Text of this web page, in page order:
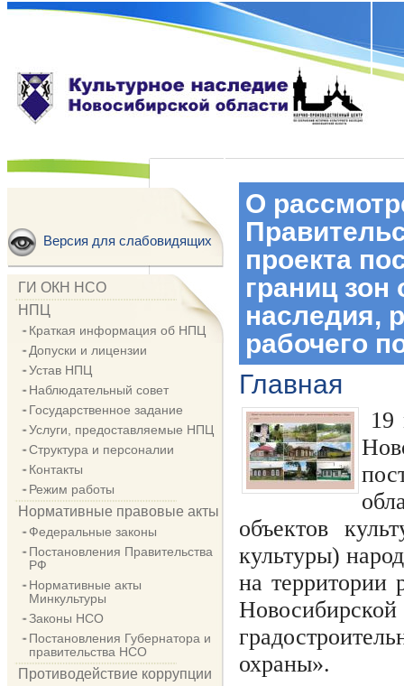
Версия для слабовидящих
ГИ ОКН НСО
НПЦ
Краткая информация об НПЦ
Допуски и лицензии
Устав НПЦ
Наблюдательный совет
Государственное задание
Услуги, предоставляемые НПЦ
Структура и персоналии
Контакты
Режим работы
Нормативные правовые акты
Федеральные законы
Постановления Правительства
РФ
Нормативные акты
Минкультуры
Законы НСО
Постановления Губернатора и
правительства НСО
Противодействие коррупции
О
проекта
границ зон
наследия,
рабочего
Главная
19
объектов
культуры)
на территории
охраны».